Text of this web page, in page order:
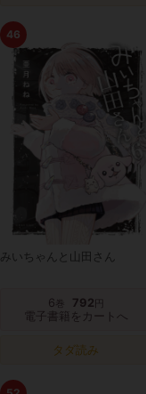
46
みいちゃんと山田さん
6 巻 792円
電子書籍をカートへ
タダ読み